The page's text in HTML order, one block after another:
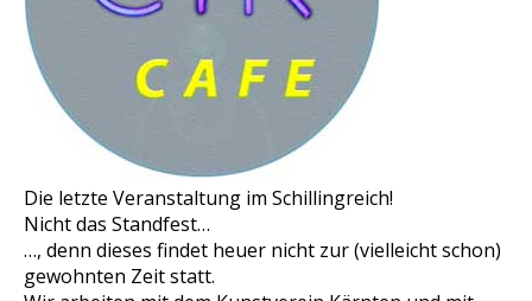
Die letzte Veranstaltung im Schillingreich!
Nicht das Standfest…
…, denn dieses findet heuer nicht zur (vielleicht schon)
gewohnten Zeit statt.